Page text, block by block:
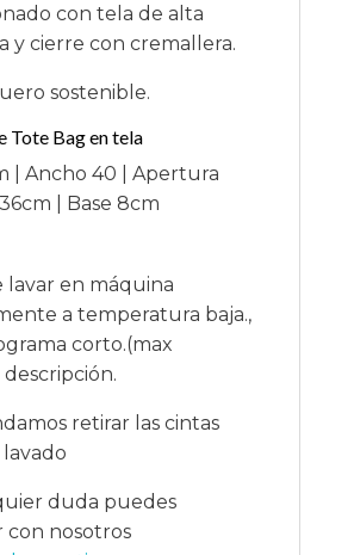
con tela de alta
y cierre con cremallera.
sostenible.
Tote Bag en tela
| Ancho 40 | Apertura
| Base 8cm
lavar en máquina
a temperatura baja.,
corto.(max
retirar las cintas
duda puedes
con nosotros